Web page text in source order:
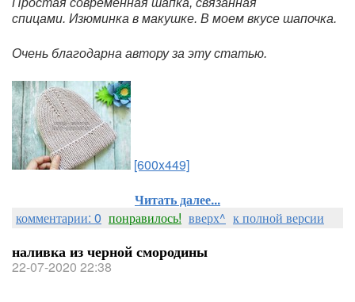
спицами. Изюминка в макушке. В моем вкусе шапочка.
Очень благодарна автору за эту статью.
[600x449]
Читать далее...
комментарии: 0 понравилось! вверх^ к полной версии
наливка из черной смородины
22-07-2020 22:38